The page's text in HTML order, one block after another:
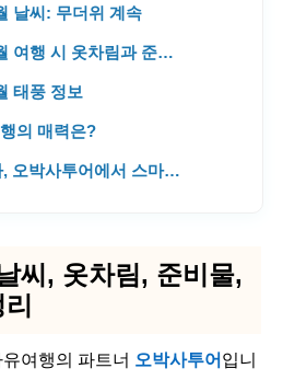
날씨: 무더위 계속
행 시 옷차림과 준비물
태풍 정보
의 매력은?
사투어에서 스마트하게 고고!
씨, 옷차림, 준비물,
여행의 파트너 오박사투어 입니